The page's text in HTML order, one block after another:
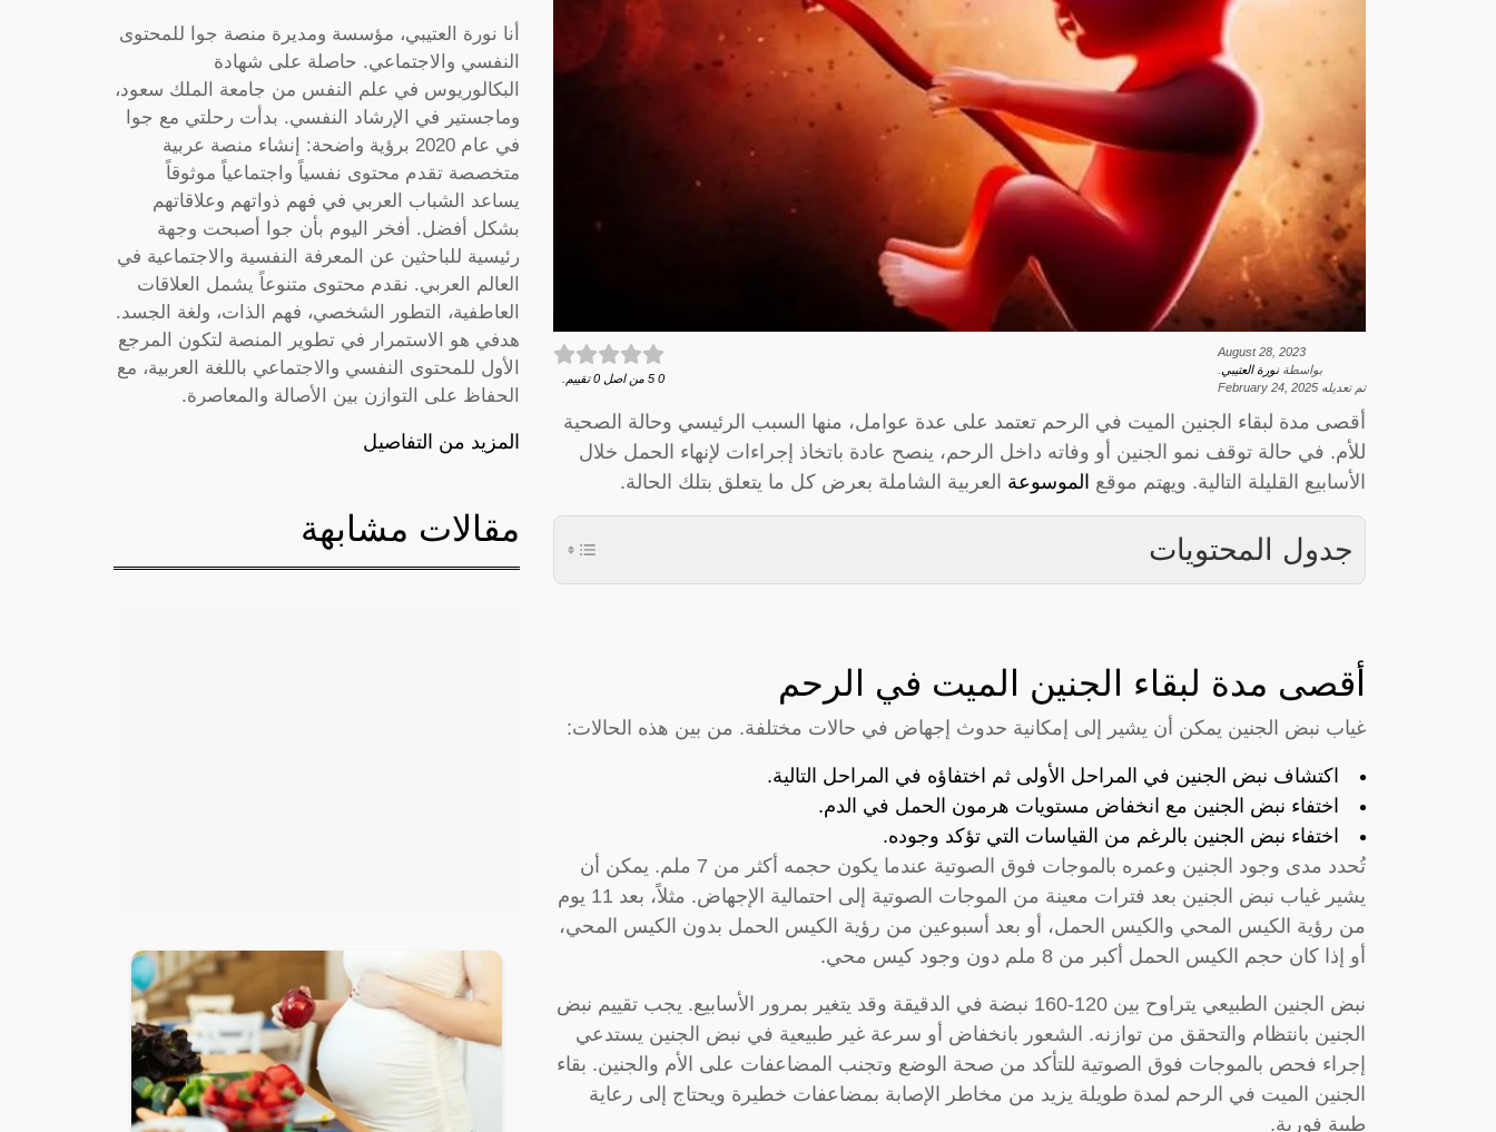
August 28, 2023
بواسطةنورة العتيبي
تم تعديله February 24, 2025
0
5 من اصل 0 تقييم.
أقصى مدة لبقاء الجنين الميت في الرحم تعتمد على عدة عوامل، منها السبب الرئيسي وحالة الصحية
للأم. في حالة توقف نمو الجنين أو وفاته داخل الرحم، ينصح عادة باتخاذ إجراءات لإنهاء الحمل خلال
الأسابيع القليلة التالية. ويهتم موقع الموسوعة العربية الشاملة بعرض كل ما يتعلق بتلك الحالة.
جدول المحتويات
أقصى مدة لبقاء الجنين الميت في الرحم
غياب نبض الجنين يمكن أن يشير إلى إمكانية حدوث إجهاض في حالات مختلفة. من بين هذه الحالات:
اكتشاف نبض الجنين في المراحل الأولى ثم اختفاؤه في المراحل التالية.
اختفاء نبض الجنين مع انخفاض مستويات هرمون الحمل في الدم.
اختفاء نبض الجنين بالرغم من القياسات التي تؤكد وجوده.
تُحدد مدى وجود الجنين وعمره بالموجات فوق الصوتية عندما يكون حجمه أكثر من 7 ملم. يمكن أن
يشير غياب نبض الجنين بعد فترات معينة من الموجات الصوتية إلى احتمالية الإجهاض. مثلاً، بعد 11 يوم
من رؤية الكيس المحي والكيس الحمل، أو بعد أسبوعين من رؤية الكيس الحمل بدون الكيس المحي،
أو إذا كان حجم الكيس الحمل أكبر من 8 ملم دون وجود كيس محي.
نبض الجنين الطبيعي يتراوح بين 120-160 نبضة في الدقيقة وقد يتغير بمرور الأسابيع. يجب تقييم نبض
الجنين بانتظام والتحقق من توازنه. الشعور بانخفاض أو سرعة غير طبيعية في نبض الجنين يستدعي
إجراء فحص بالموجات فوق الصوتية للتأكد من صحة الوضع وتجنب المضاعفات على الأم والجنين. بقاء
الجنين الميت في الرحم لمدة طويلة يزيد من مخاطر الإصابة بمضاعفات خطيرة ويحتاج إلى رعاية
طبية فورية.
أنا نورة العتيبي، مؤسسة ومديرة منصة جوا للمحتوى
النفسي والاجتماعي. حاصلة على شهادة
البكالوريوس في علم النفس من جامعة الملك سعود،
وماجستير في الإرشاد النفسي. بدأت رحلتي مع جوا
في عام 2020 برؤية واضحة: إنشاء منصة عربية
متخصصة تقدم محتوى نفسياً واجتماعياً موثوقاً
يساعد الشباب العربي في فهم ذواتهم وعلاقاتهم
بشكل أفضل. أفخر اليوم بأن جوا أصبحت وجهة
رئيسية للباحثين عن المعرفة النفسية والاجتماعية في
العالم العربي. نقدم محتوى متنوعاً يشمل العلاقات
العاطفية، التطور الشخصي، فهم الذات، ولغة الجسد.
هدفي هو الاستمرار في تطوير المنصة لتكون المرجع
الأول للمحتوى النفسي والاجتماعي باللغة العربية، مع
الحفاظ على التوازن بين الأصالة والمعاصرة.
المزيد من التفاصيل
مقالات مشابهة